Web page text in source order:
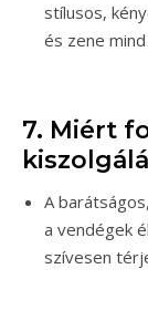
stílusos,
és zene
7. Miért
A
a vendégek
szívesen